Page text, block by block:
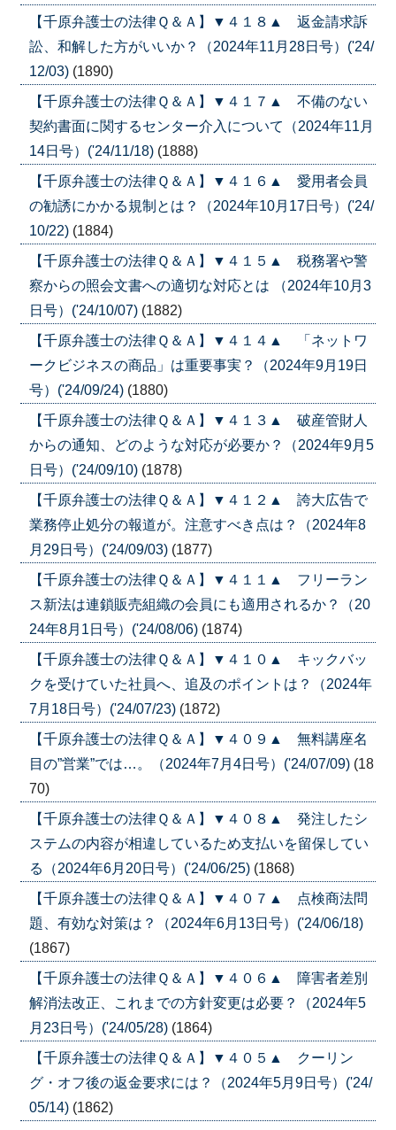
【千原弁護士の法律Ｑ＆Ａ】▼４１８▲ 返金請求訴
訟、和解した方がいいか？（2024年11月28日号）('24/
12/03) (1890)
【千原弁護士の法律Ｑ＆Ａ】▼４１７▲ 不備のない
契約書面に関するセンター介入について（2024年11月
14日号）('24/11/18) (1888)
【千原弁護士の法律Ｑ＆Ａ】▼４１６▲ 愛用者会員
の勧誘にかかる規制とは？（2024年10月17日号）('24/
10/22) (1884)
【千原弁護士の法律Ｑ＆Ａ】▼４１５▲ 税務署や警
察からの照会文書への適切な対応とは （2024年10月3
日号）('24/10/07) (1882)
【千原弁護士の法律Ｑ＆Ａ】▼４１４▲ 「ネットワ
ークビジネスの商品」は重要事実？（2024年9月19日
号）('24/09/24) (1880)
【千原弁護士の法律Ｑ＆Ａ】▼４１３▲ 破産管財人
からの通知、どのような対応が必要か？（2024年9月5
日号）('24/09/10) (1878)
【千原弁護士の法律Ｑ＆Ａ】▼４１２▲ 誇大広告で
業務停止処分の報道が。注意すべき点は？（2024年8
月29日号）('24/09/03) (1877)
【千原弁護士の法律Ｑ＆Ａ】▼４１１▲ フリーラン
ス新法は連鎖販売組織の会員にも適用されるか？（20
24年8月1日号）('24/08/06) (1874)
【千原弁護士の法律Ｑ＆Ａ】▼４１０▲ キックバッ
クを受けていた社員へ、追及のポイントは？（2024年
7月18日号）('24/07/23) (1872)
【千原弁護士の法律Ｑ＆Ａ】▼４０９▲ 無料講座名
目の”営業”では…。（2024年7月4日号）('24/07/09) (18
70)
【千原弁護士の法律Ｑ＆Ａ】▼４０８▲ 発注したシ
ステムの内容が相違しているため支払いを留保してい
る（2024年6月20日号）('24/06/25) (1868)
【千原弁護士の法律Ｑ＆Ａ】▼４０７▲ 点検商法問
題、有効な対策は？（2024年6月13日号）('24/06/18)
(1867)
【千原弁護士の法律Ｑ＆Ａ】▼４０６▲ 障害者差別
解消法改正、これまでの方針変更は必要？（2024年5
月23日号）('24/05/28) (1864)
【千原弁護士の法律Ｑ＆Ａ】▼４０５▲ クーリン
グ・オフ後の返金要求には？（2024年5月9日号）('24/
05/14) (1862)